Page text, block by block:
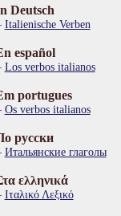
Deutsch
Italienische Verben
español
Los verbos italianos
portugues
Os verbos italianos
русски
Итальянские глаголы
ελληνικά
Ιταλικό Λεξικό